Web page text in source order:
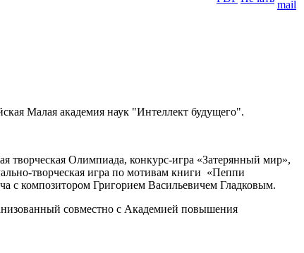
Малая академия наук "Интеллект будущего".
творческая Олимпиада, конкурс-игра «Затерянный мир»,
творческая игра по мотивам книги «Пеппи
с композитором Григорием Васильевичем Гладковым.
совместно с Академией повышения